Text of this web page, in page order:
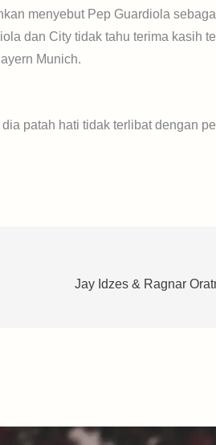
menyebut Pep Guardiola
dan City tidak tahu terima kasih
Munich.
patah hati tidak terlibat dengan